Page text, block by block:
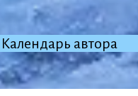
Календарь автора